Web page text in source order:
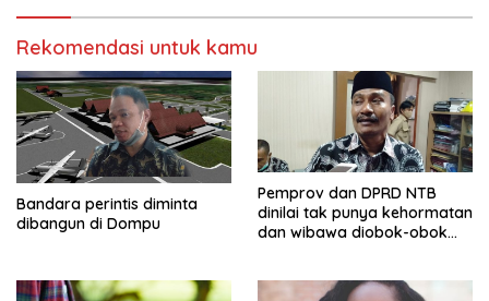
Rekomendasi untuk kamu
Bandara perintis diminta
dibangun di Dompu
Pemprov dan DPRD NTB
dinilai tak punya kehormatan
dan wibawa diobok-obok